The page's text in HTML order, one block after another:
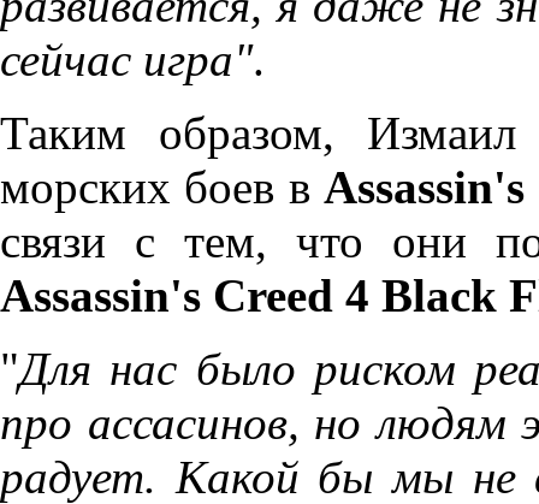
сейчас игра".
Таким образом, Измаил
морских боев в
связи с тем, что они
Assassin's Creed 4 Black
"Для нас было риском
про ассасинов, но людям
радует. Какой бы мы не